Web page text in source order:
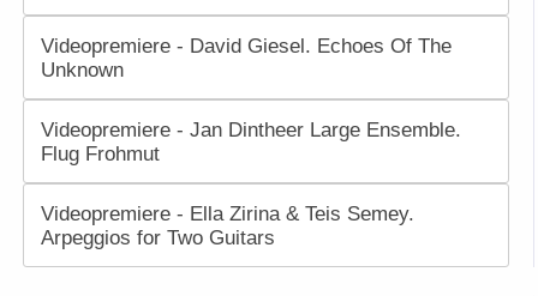
Videopremiere - David Giesel. Echoes Of The
Unknown
Videopremiere - Jan Dintheer Large Ensemble.
Flug Frohmut
Videopremiere - Ella Zirina & Teis Semey.
Arpeggios for Two Guitars